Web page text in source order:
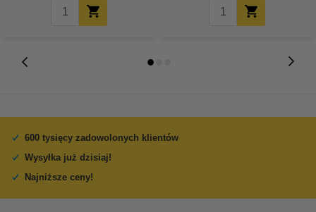
600 tysięcy zadowolonych klientów
Wysyłka już dzisiaj!
Najniższe ceny!